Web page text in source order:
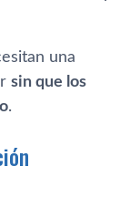
una
sin que los
.